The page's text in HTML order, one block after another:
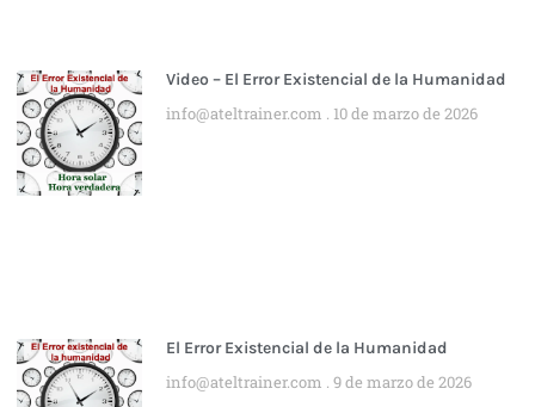
Video – El Error Existencial de la Humanidad
info@ateltrainer.com 10 de marzo de 2026
El Error Existencial de la Humanidad
info@ateltrainer.com 9 de marzo de 2026